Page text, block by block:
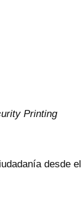
Printing
desde el